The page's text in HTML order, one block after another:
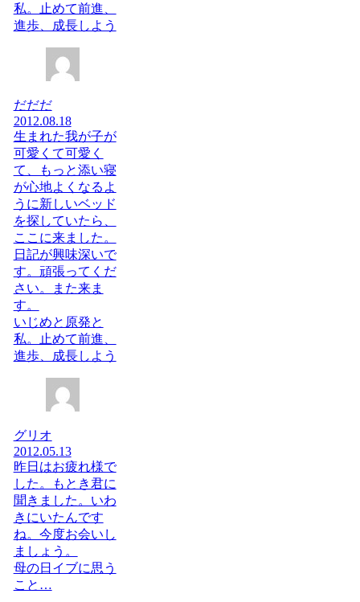
私。止めて前進、
進歩、成長しよう
だだだ
2012.08.18
生まれた我が子が
可愛くて可愛く
て、もっと添い寝
が心地よくなるよ
うに新しいベッド
を探していたら、
ここに来ました。
日記が興味深いで
す。頑張ってくだ
さい。また来ま
す。
いじめと原発と
私。止めて前進、
進歩、成長しよう
グリオ
2012.05.13
昨日はお疲れ様で
した。もとき君に
聞きました。いわ
きにいたんです
ね。今度お会いし
ましょう。
母の日イブに思う
こと…